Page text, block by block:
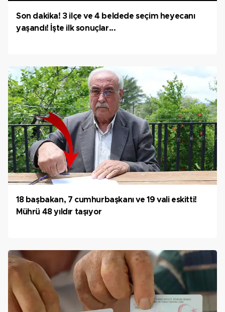
Son dakika! 3 ilçe ve 4 beldede seçim heyecanı
yaşandı! İşte ilk sonuçlar...
18 başbakan, 7 cumhurbaşkanı ve 19 vali eskitti!
Mührü 48 yıldır taşıyor